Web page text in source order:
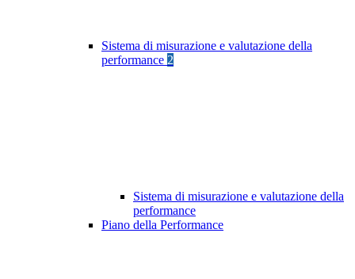
Sistema di misurazione e valutazione della
performance 2
Sistema di misurazione e valutazione della
performance
Piano della Performance